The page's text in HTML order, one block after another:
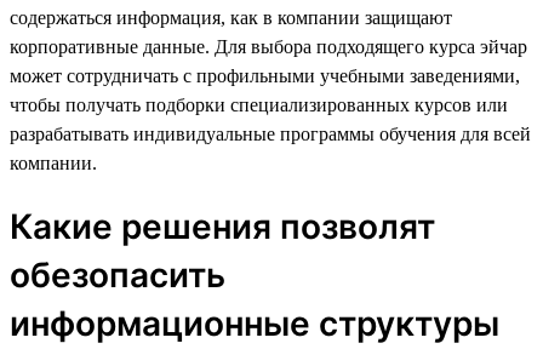
содержаться информация, как в компании защищают
корпоративные данные. Для выбора подходящего курса эйчар
может сотрудничать с профильными учебными заведениями,
чтобы получать подборки специализированных курсов или
разрабатывать индивидуальные программы обучения для всей
компании.
Какие решения позволят
обезопасить
информационные структуры